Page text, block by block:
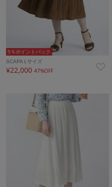
5％ポイントバック
SCAPA Lサイズ
¥22,000 47%OFF